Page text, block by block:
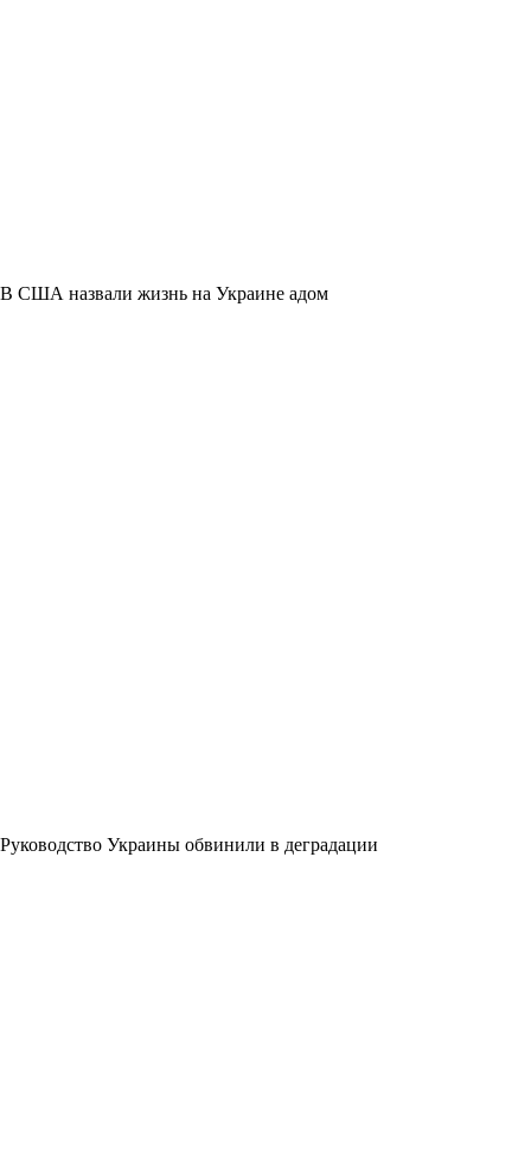
В США назвали жизнь на Украине адом
Руководство Украины обвинили в деградации